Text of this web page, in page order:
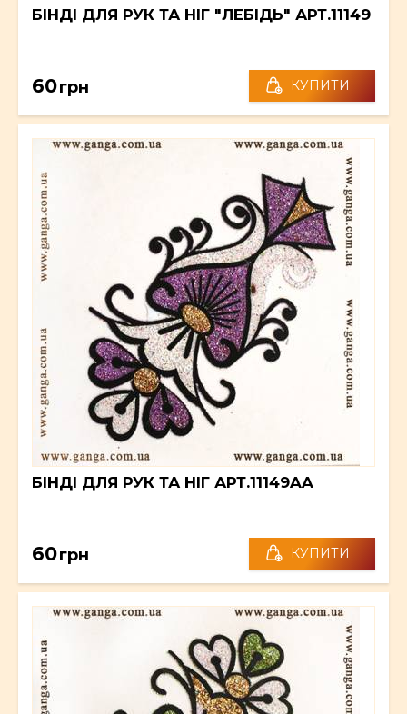
БІНДІ ДЛЯ РУК ТА НІГ "ЛЕБІДЬ" АРТ.11149
60грн КУПИТИ
БІНДІ ДЛЯ РУК ТА НІГ АРТ.11149AA
60грн КУПИТИ